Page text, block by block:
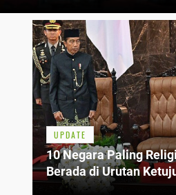
UPDATE
10 Negara Paling
Berada di Urutan